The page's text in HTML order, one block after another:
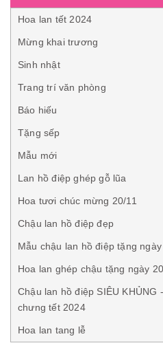
Hoa lan tết 2024
Mừng khai trương
Sinh nhật
Trang trí văn phòng
Báo hiếu
Tặng sếp
Mẫu mới
Lan hồ điệp ghép gỗ lũa
Hoa tươi chúc mừng 20/11
Chậu lan hồ điệp đẹp
Mẫu chậu lan hồ điệp tặng
Hoa lan ghép chậu tặng ngày
Chậu lan hồ điệp SIÊU KHỦNG
chưng tết 2024
Hoa lan tang lễ